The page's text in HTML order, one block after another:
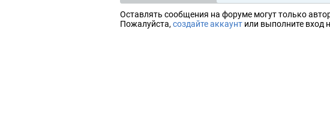
Оставлять сообщения на форуме могут только
Пожалуйста, создайте аккаунт или выполните вход